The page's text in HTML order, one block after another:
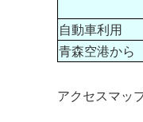
自動車利用
青森空港から
アクセスマッ